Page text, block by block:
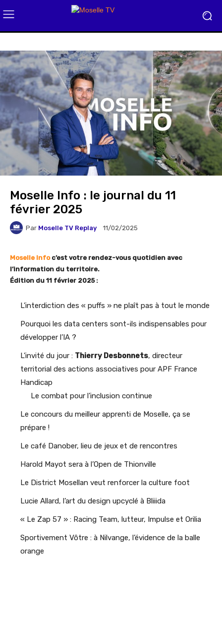
Moselle Info : le journal du 11
février 2025
Par Moselle TV Replay 11/02/2025
Moselle Infoc’est votre rendez-vous quotidien avec
l’information du territoire.
Édition du 11 février 2025 :
L’interdiction des « puffs » ne plaît pas à tout le monde
Pourquoi les data centers sont-ils indispensables pour
développer l’IA ?
L’invité du jour : Thierry Desbonnets, directeur
territorial des actions associatives pour APF France
Handicap
Le combat pour l’inclusion continue
Le concours du meilleur apprenti de Moselle, ça se
prépare !
Le café Danober, lieu de jeux et de rencontres
Harold Mayot sera à l’Open de Thionville
Le District Mosellan veut renforcer la culture foot
Lucie Allard, l’art du design upcyclé à Bliiida
« Le Zap 57 » : Racing Team, lutteur, Impulse et Orilia
Sportivement Vôtre : à Nilvange, l’évidence de la balle
orange